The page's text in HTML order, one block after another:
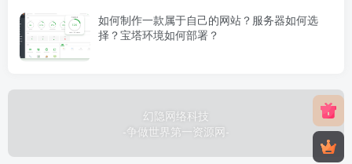
如何制作一款属于自己的网站？服务器如何选
择？宝塔环境如何部署？
幻隐网络科技
-争做世界第一资源网-